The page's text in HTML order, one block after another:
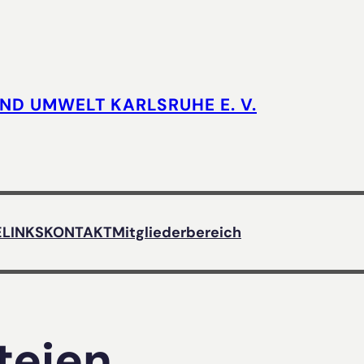
UMWELT KARLSRUHE E. V.
LINKSKONTAKTMitgliederbereich